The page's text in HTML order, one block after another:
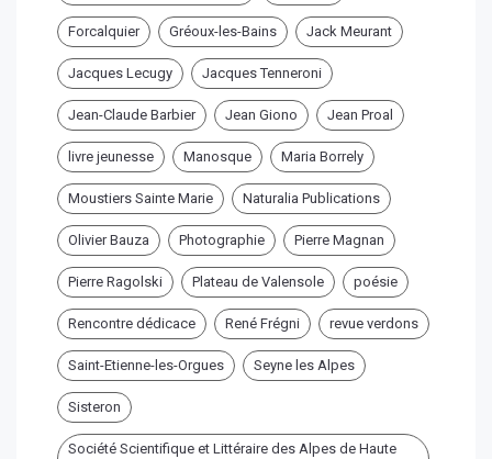
Forcalquier Gréoux-les-Bains Jack Meurant
Jacques Lecugy Jacques Tenneroni
Jean-Claude Barbier Jean Giono Jean Proal
livre jeunesse Manosque Maria Borrely
Moustiers Sainte Marie Naturalia Publications
Olivier Bauza Photographie Pierre Magnan
Pierre Ragolski Plateau de Valensole poésie
Rencontre dédicace René Frégni revue verdons
Saint-Etienne-les-Orgues Seyne les Alpes
Sisteron
Société Scientifique et Littéraire des Alpes de Haute